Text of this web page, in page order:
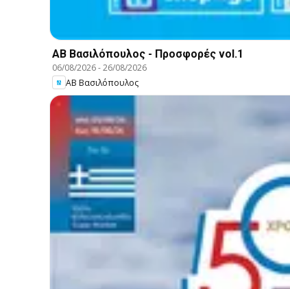
ΑΒ Βασιλόπουλος - Προσφορές vol.1
06/08/2026-26/08/2026
ΑΒ Βασιλόπουλος